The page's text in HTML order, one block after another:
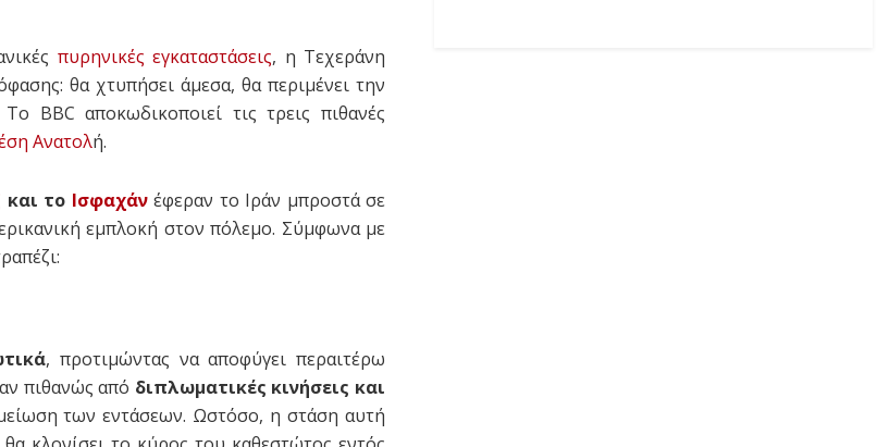
πυρηνικές εγκαταστάσεις, η Τεχεράνη
θα χτυπήσει άμεσα, θα περιμένει την
BBC αποκωδικοποιεί τις τρεις πιθανές
Ανατολή.
και το Ισφαχάνέφεραν το Ιράν μπροστά σε
εμπλοκή στον πόλεμο. Σύμφωνα με
, προτιμώντας να αποφύγει περαιτέρω
πιθανώς από διπλωματικές κινήσεις και
των εντάσεων. Ωστόσο, η στάση αυτή